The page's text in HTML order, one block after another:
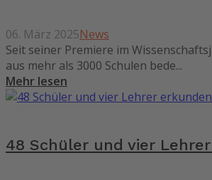
06. März 2025News
Seit seiner Premiere im
aus mehr als 3000 Schulen bede...
Mehr lesen
48 Schüler und vier